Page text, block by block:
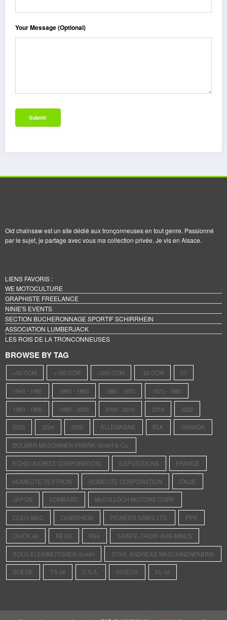
Your Message (optional)
Old chainsaw est un site dédié aux tronçonneuses en tout genre. Passionné
par le sujet, je partage avec vous ma collection privée. Je vis en Alsace.
LIENS FAVORIS :
WE MOTOCULTURE
GRAPHISTE FREELANCE
NINIE'S EVENTS
SECTION BUCHERONNAGE SPORTIF SCHIRRHEIN
ASSOCIATION LUMBERJACK
LES ROIS DE LA TRONCONNEUSES
BROWSE BY TAG
+50 CCM +100 CCM +200 CCM -50 CCM 07
1940 - 1950 1950 - 1960 1960 - 1970 1970 - 1980
1980 - 1990 1990 - 2000 2000 - 2010 2018 2022
2023 2024 2025 ALLEMAGNE BLK CANADA
DOLMAR MASCHINEN-FABRIK GmbH & Co.
ECHO (KIORITZ CORPORATION) EXPOSITIONS FRANCE
HOMELITE-TEXTRON HOMELITE CORPORATION ITALIE
JAPON LOMBARD McCULLOCH MOTORS CORP.
OLEO-MAC OLWISHEIM PIONEER SAWS LTD. PPK
QUICK 60 REXO RS4 SAINTE-CROIX-AUX-MINES
SOLO KLEINMOTOREN GmbH STIHL ANDREAS MASCHINENFABRIK
SUEDE TS 08 U.S.A. VIDÉOS XL-12